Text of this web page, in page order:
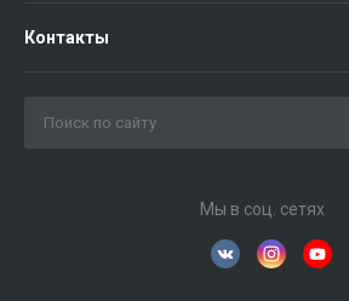
Контакты
Мы в соц. сетях